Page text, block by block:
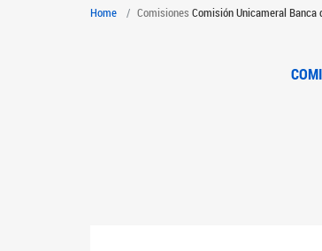
Home Comisiones Comisión Unicameral Banca